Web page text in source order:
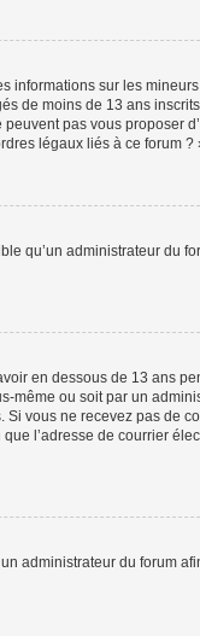
informations sur les
de moins de 13 ans
pas vous proposer
légaux liés à ce forum ?
qu’un administrateur du
en dessous de 13 ans
même ou soit par un
vous ne recevez pas de
l’adresse de courrier
administrateur du forum